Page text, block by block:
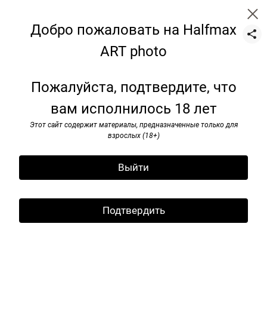
Добро пожаловать на Halfmax
ART photo
Пожалуйста, подтвердите, что
вам исполнилось 18 лет
Этот сайт содержит материалы, предназначенные только для
взрослых (18+)
Выйти
Подтвердить
still-life